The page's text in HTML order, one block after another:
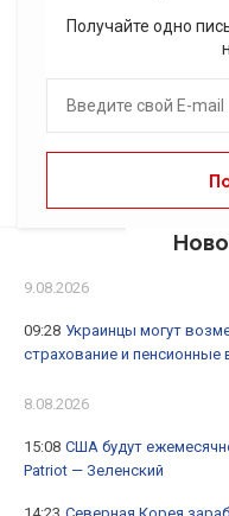
Получайте одно
9.08.2026
09:28 Украинцы могут
страхование и
8.08.2026
15:08 США будут
Patriot — Зеленский